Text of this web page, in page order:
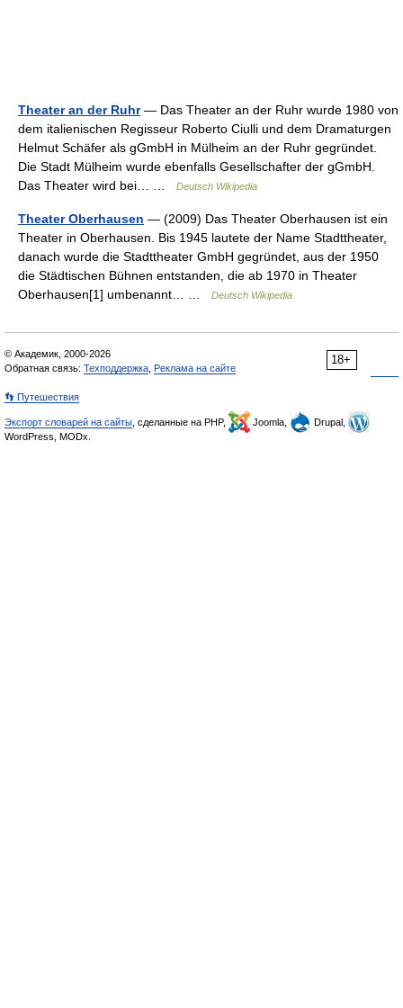
Theater an der Ruhr— Das Theater an der Ruhr wurde 1980 von
dem italienischen Regisseur Roberto Ciulli und dem Dramaturgen
Helmut Schäfer als gGmbH in Mülheim an der Ruhr gegründet.
Die Stadt Mülheim wurde ebenfalls Gesellschafter der gGmbH.
Das Theater wird bei… …
Deutsch Wikipedia
Theater Oberhausen — (2009) Das Theater Oberhausen ist ein
Theater in Oberhausen. Bis 1945 lautete der Name Stadttheater,
danach wurde die Stadttheater GmbH gegründet, aus der 1950
die Städtischen Bühnen entstanden, die ab 1970 in Theater
Oberhausen[1] umbenannt… …
Deutsch Wikipedia
18+
© Академик, 2000-2026
Обратная связь: Техподдержка Реклама на сайте
👣 Путешествия
Экспорт словарей на сайты , сделанные на PHP, Joomla,
Drupal,
WordPress, MODx.